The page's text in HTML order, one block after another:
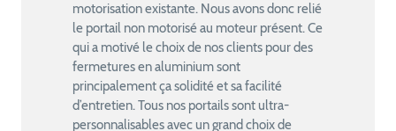
motorisation existante. Nous avons donc relié
le portail non motorisé au moteur présent. Ce
qui a motivé le choix de nos clients pour des
fermetures en aluminium sont
principalement ça solidité et sa facilité
d’entretien. Tous nos portails sont ultra-
personnalisables avec un grand choix de